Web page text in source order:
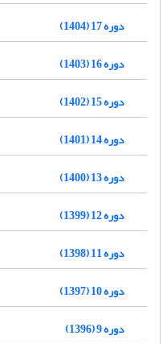
دوره 17 (1404)
دوره 16 (1403)
دوره 15 (1402)
دوره 14 (1401)
دوره 13 (1400)
دوره 12 (1399)
دوره 11 (1398)
دوره 10 (1397)
دوره 9 (1396)